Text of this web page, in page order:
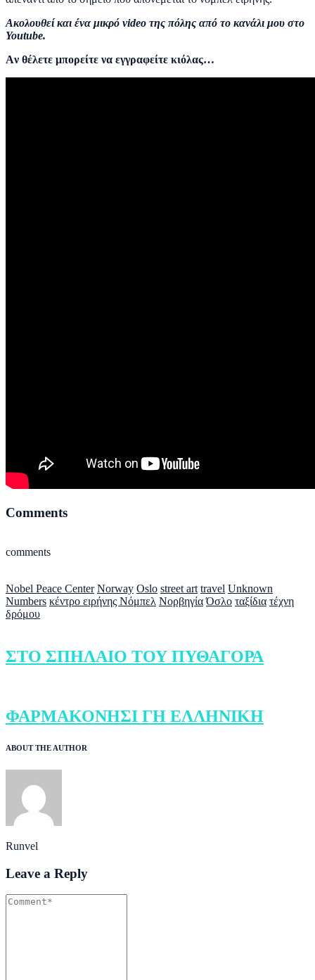
Ακολουθεί και ένα μικρό video της πόλης από το κανάλι μου στο
Youtube.
Aν θέλετε μπορείτε να εγγραφείτε κιόλας…
Comments
comments
Nobel Peace Center Norway Oslo street art travel Unknown
Numbers κέντρο ειρήνης Νόμπελ Νορβηγία Όσλο ταξίδια τέχνη
δρόμου
ΣΤΟ ΣΠΗΛΑΙΟ ΤΟΥ ΠΥΘΑΓΟΡΑ
ΦΑΡΜΑΚΟΝΗΣΙ ΓΗ ΕΛΛΗΝΙΚΗ
ABOUT THE AUTHOR
Runvel
Leave a Reply